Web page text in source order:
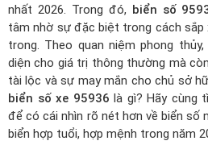
nhất 2026. Trong đó, biển số
tâm nhờ sự đặc biệt trong cách sắp
trong. Theo quan niệm phong
diện cho giá trị thông thường mà
tài lộc và sự may mắn cho chủ sở
biển số xe 95936 là gì? Hãy cùng
để có cái nhìn rõ nét hơn về biển số
biển hợp tuổi, hợp mệnh trong năm